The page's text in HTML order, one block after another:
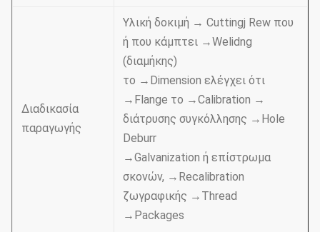
Διαδικασία
παραγωγής
Υλική δοκιμή → Cuttingj Rew που
ή που κάμπτει →Welidng
(διαμήκης)
το →Dimension ελέγχει ότι
→Flange το →Calibration →
διάτρυσης συγκόλλησης →Hole
Deburr
→Galvanization ή επίστρωμα
σκονών, →Recalibration
ζωγραφικής →Thread
→Packages